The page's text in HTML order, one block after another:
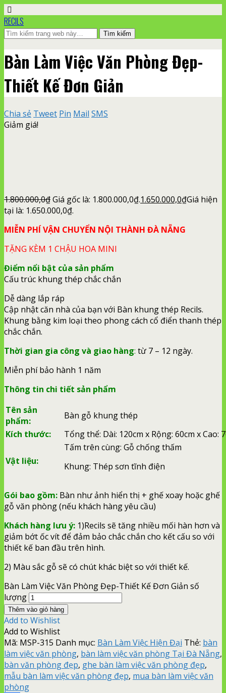
RECILS
Bàn Làm Việc Văn Phòng Đẹp-
Thiết Kế Đơn Giản
Chia sẻ Tweet Pin Mail SMS
Giảm giá!
1.800.000,0₫Giá gốc là: 1.800.000,0₫.1.650.000,0₫Giá hiện
tại là: 1.650.000,0₫.
MIỄN PHÍ VẬN CHUYỂN NỘI THÀNH ĐÀ NẴNG
TẶNG KÈM 1 CHẬU HOA MINI
Điểm nổi bật của sản phẩm
Cấu trúc khung thép chắc chắn
Dễ dàng lắp ráp
Cập nhật căn nhà của bạn với Bàn khung thép Recils.
Khung bằng kim loại theo phong cách cổ điển thanh thép
chắc chắn.
Thời gian gia công và giao hàng: từ 7 – 12 ngày.
Miễn phí bảo hành 1 năm
Thông tin chi tiết sản phẩm
Tên sản
phẩm:
Bàn gỗ khung thép
Kích thước:
Tổng thể: Dài: 120cm x Rộng: 60cm x Cao:
Vật liệu:
Tấm trên cùng: Gỗ chống thấm
Khung: Thép sơn tĩnh điện
Gói bao gồm: Bàn như ảnh hiển thị + ghế xoay hoặc ghế
gỗ văn phòng (nếu khách hàng yêu cầu)
Khách hàng lưu ý: 1)Recils sẽ tăng nhiều mối hàn hơn và
giảm bớt ốc vít để đảm bảo chắc chắn cho kết cấu so với
thiết kế ban đầu trên hình.
2) Màu sắc gỗ sẽ có chút khác biệt so với thiết kế.
Bàn Làm Việc Văn Phòng Đẹp-Thiết Kế Đơn Giản số
lượng
Thêm vào giỏ hàng
Add to Wishlist
Add to Wishlist
Mã: MSP-315 Danh mục: Bàn Làm Việc Hiện Đại Thẻ: bàn
làm việc văn phòng, bàn làm việc văn phòng Tại Đà Nẵng,
bàn văn phòng đẹp, ghe bàn làm việc văn phòng đẹp,
mẫu bàn làm việc văn phòng đẹp, mua bàn làm việc văn
phòng